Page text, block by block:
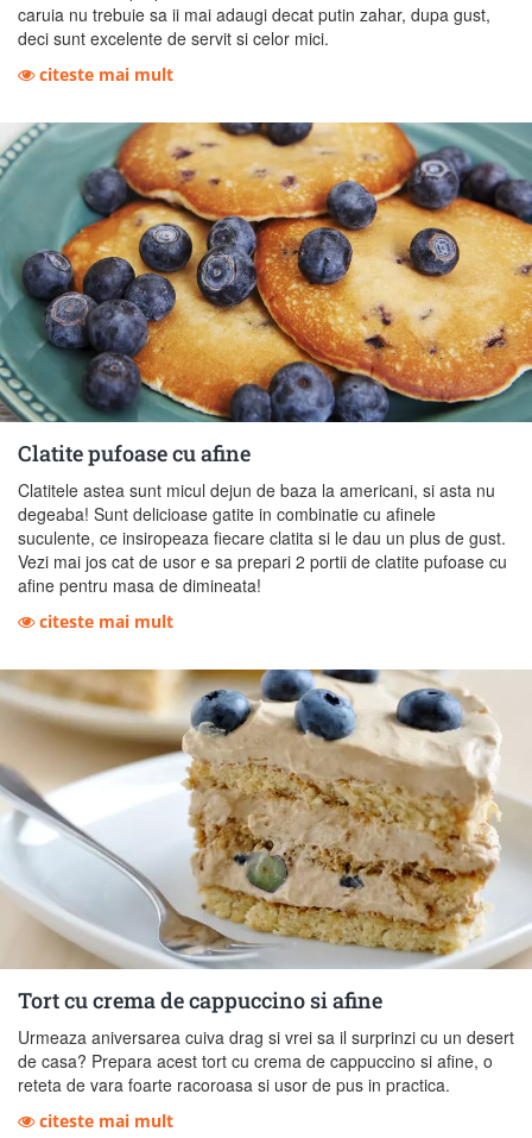
caruia nu trebuie sa ii mai adaugi decat putin zahar, dupa gust,
deci sunt excelente de servit si celor mici.
citeste mai mult
Clatite pufoase cu afine
Clatitele astea sunt micul dejun de baza la americani, si asta nu
degeaba! Sunt delicioase gatite in combinatie cu afinele
suculente, ce insiropeaza fiecare clatita si le dau un plus de gust.
Vezi mai jos cat de usor e sa prepari 2 portii de clatite pufoase cu
afine pentru masa de dimineata!
citeste mai mult
Tort cu crema de cappuccino si afine
Urmeaza aniversarea cuiva drag si vrei sa il surprinzi cu un desert
de casa? Prepara acest tort cu crema de cappuccino si afine, o
reteta de vara foarte racoroasa si usor de pus in practica.
citeste mai mult